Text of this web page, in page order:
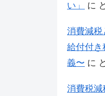
い」
に
消費減税
給付付き
義〜 に
消費税減